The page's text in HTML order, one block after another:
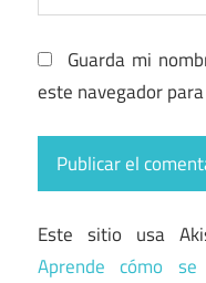
Guarda mi
este navegador
Este sitio usa
Aprende cómo